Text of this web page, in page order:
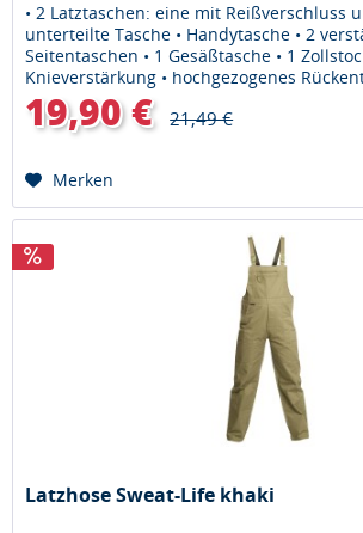
• 2 Latztaschen: eine mit Reißverschluss
unterteilte Tasche • Handytasche • 2
Seitentaschen • 1 Gesäßtasche • 1
Knieverstärkung • hochgezogenes
im Bund Material: 65% Polyester,...
19,90 € 21,49 €
Merken
Latzhose Sweat-Life khaki